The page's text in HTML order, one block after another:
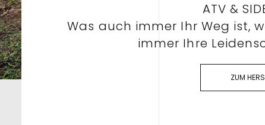
ATV &
Was auch immer Ihr Weg ist,
immer Ihre
ZUM